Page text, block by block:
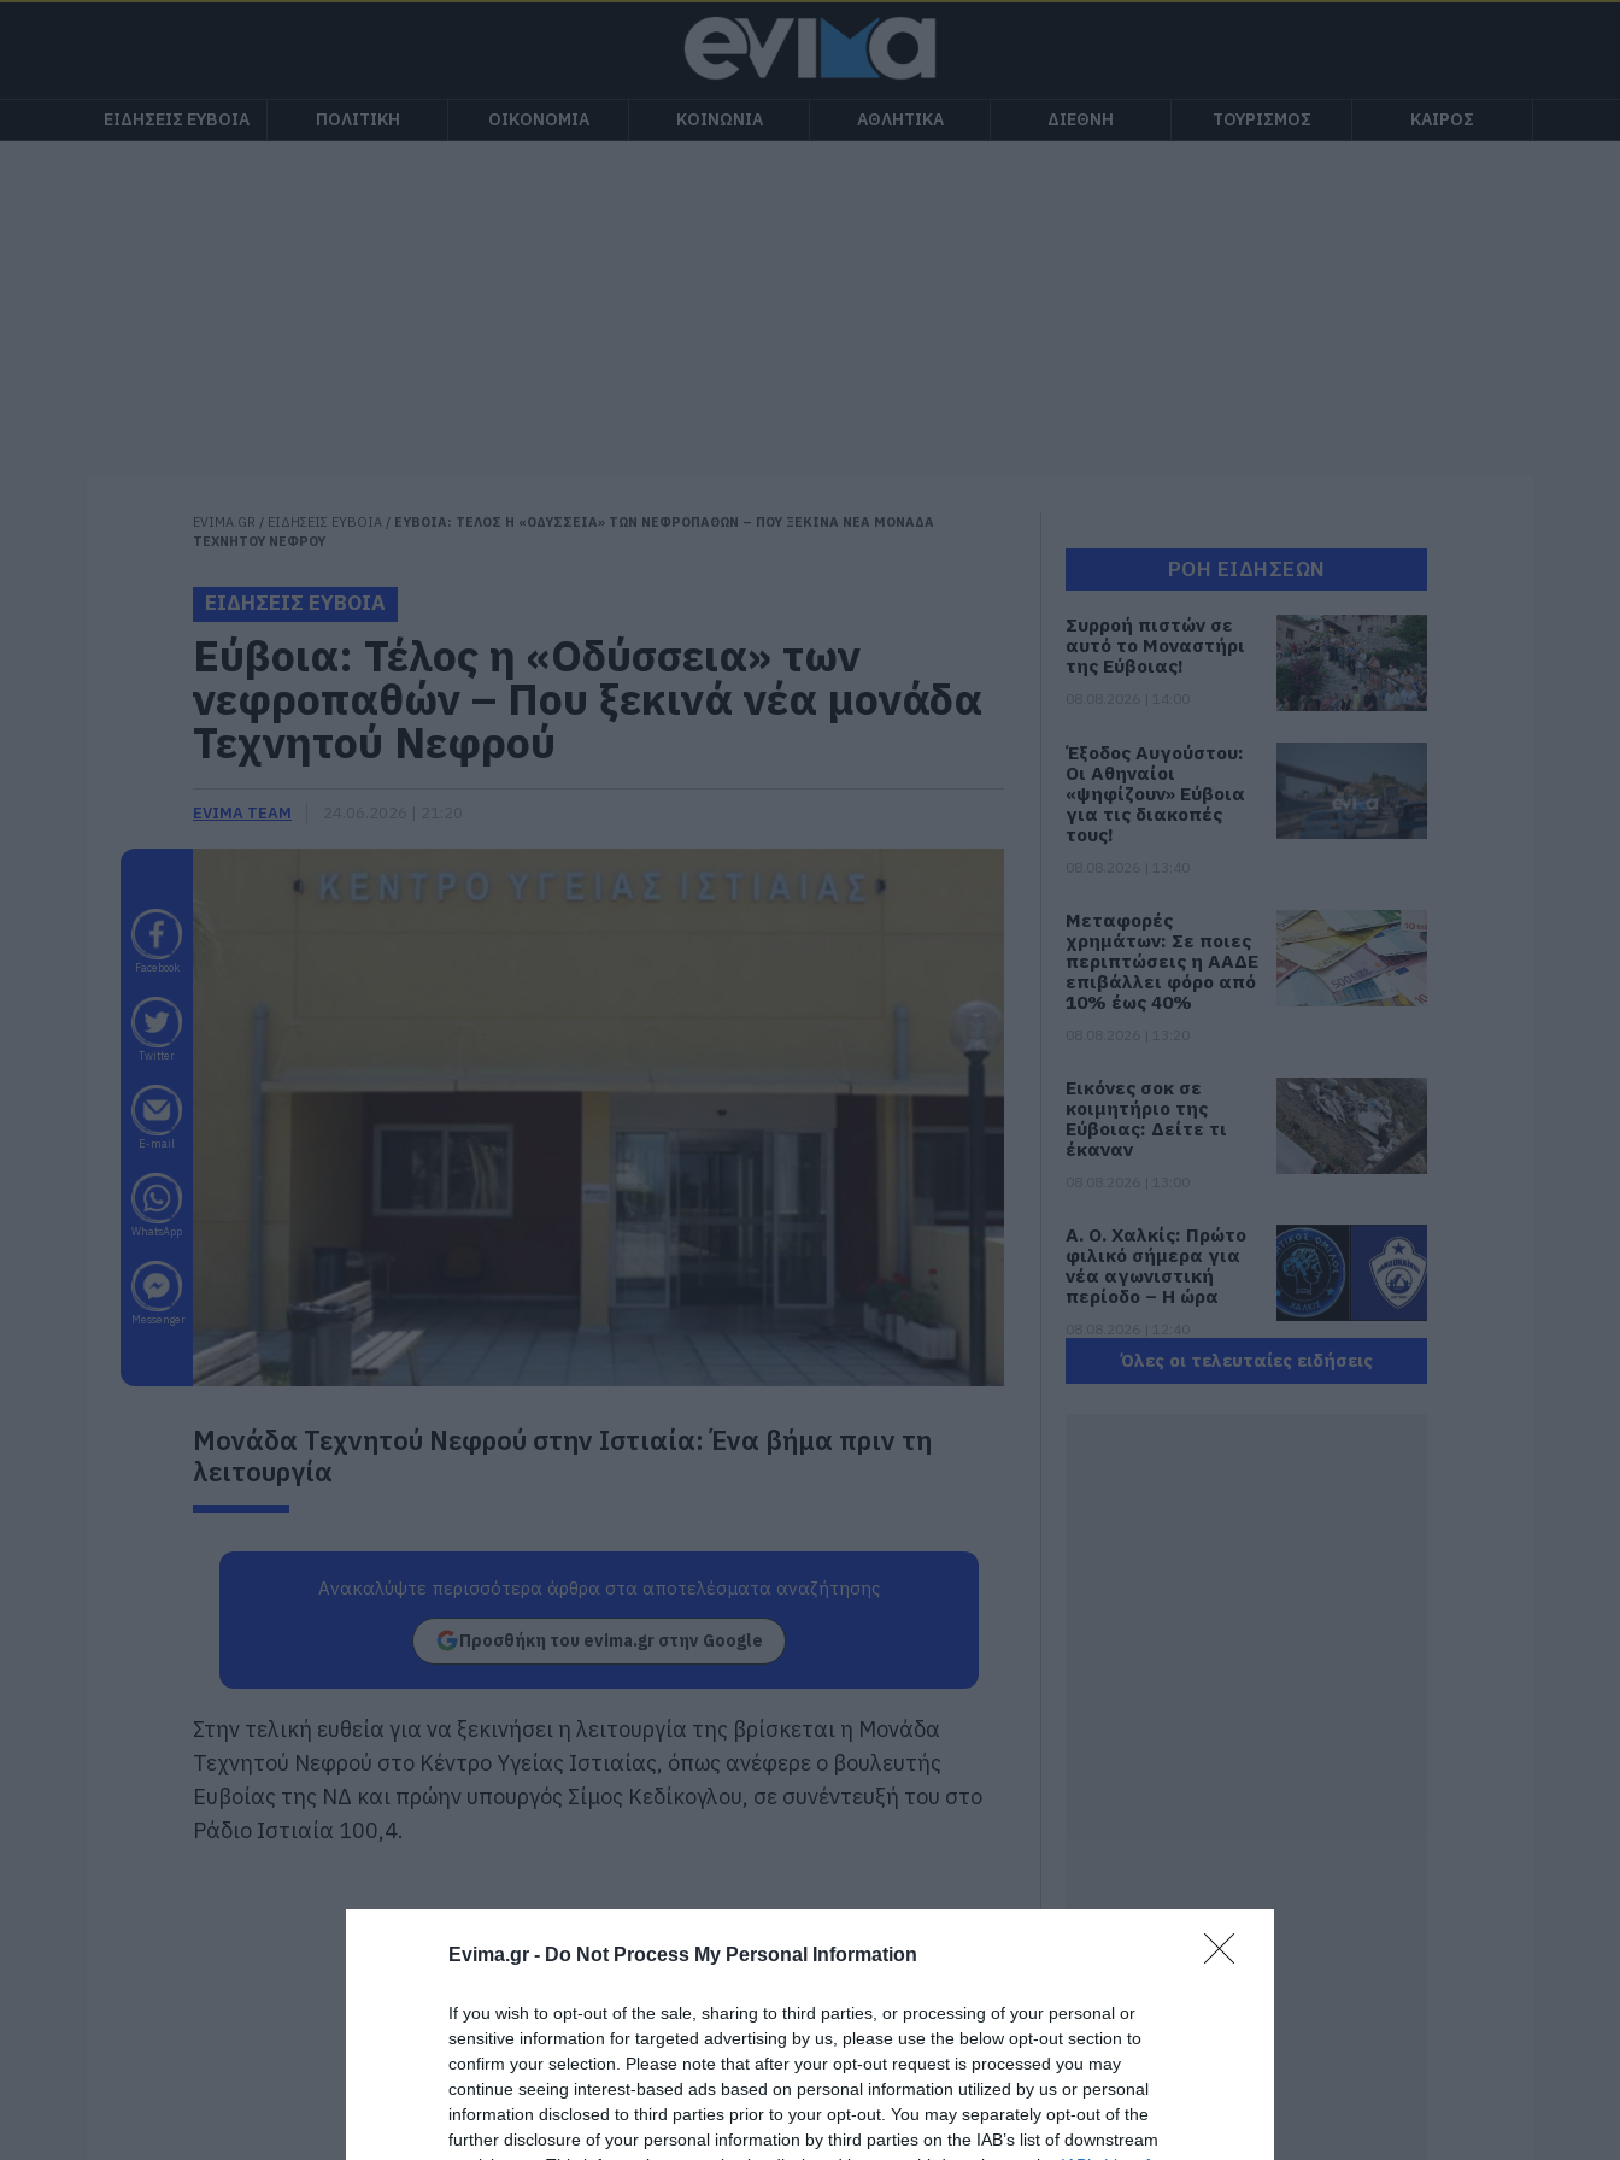
Evima.gr - Do Not Process My Personal Information
If you wish to opt-out of the sale, sharing to third parties, or processing of your personal or
sensitive information for targeted advertising by us, please use the below opt-out section to
confirm your selection. Please note that after your opt-out request is processed you may
continue seeing interest-based ads based on personal information utilized by us or personal
information disclosed to third parties prior to your opt-out. You may separately opt-out of the
further disclosure of your personal information by third parties on the IAB’s list of downstream
ΕΙΔΗΣΕΙΣ ΕΥΒΟΙΑ ΠΟΛΙΤΙΚΗ ΟΙΚΟΝΟΜΙΑ ΚΟΙΝΩΝΙΑ ΑΘΛΗΤΙΚΑ ΔΙΕΘΝΗ ΤΟΥΡΙΣΜΟΣ ΚΑΙΡΟΣ
EVIMA.GR / ΕΙΔΗΣΕΙΣ ΕΥΒΟΙΑ / ΕΥΒΟΙΑ: ΤΕΛΟΣ Η «ΟΔΥΣΣΕΙΑ» ΤΩΝ ΝΕΦΡΟΠΑΘΩΝ – ΠΟΥ ΞΕΚΙΝΑ ΝΕΑ ΜΟΝΑΔΑ
ΤΕΧΝΗΤΟΥ ΝΕΦΡΟΥ
ΕΙΔΗΣΕΙΣ ΕΥΒΟΙΑ
Εύβοια: Τέλος η «Οδύσσεια» των
νεφροπαθών – Που ξεκινά νέα μονάδα
Τεχνητού Νεφρού
EVIMA TEAM
Facebook
Twitter
E-mail
WhatsApp
Messenger
Μονάδα Τεχνητού Νεφρού στην Ιστιαία: Ένα βήμα πριν τη
λειτουργία
Ανακαλύψτε περισσότερα άρθρα στα αποτελέσματα αναζήτησης
Προσθήκη του evima.gr στην Google
Στην τελική ευθεία για να ξεκινήσει η λειτουργία της βρίσκεται η Μονάδα
Τεχνητού Νεφρού στο Κέντρο Υγείας Ιστιαίας, όπως ανέφερε ο βουλευτής
Ευβοίας της ΝΔ και πρώην υπουργός Σίμος Κεδίκογλου, σε συνέντευξή του στο
Ράδιο Ιστιαία 100,4.
ΡΟΗ ΕΙΔΗΣΕΩΝ
Συρροή πιστών σε
αυτό το Μοναστήρι
της Εύβοιας!
Έξοδος Αυγούστου:
Οι Αθηναίοι
«ψηφίζουν» Εύβοια
για τις διακοπές
τους!
Μεταφορές
χρημάτων: Σε ποιες
περιπτώσεις η ΑΑΔΕ
επιβάλλει φόρο από
10% έως 40%
Εικόνες σοκ σε
κοιμητήριο της
Εύβοιας: Δείτε τι
έκαναν
Α. Ο. Χαλκίς: Πρώτο
φιλικό σήμερα για
νέα αγωνιστική
περίοδο – Η ώρα
Τι γίνεται με τις
Οξύλιθο μετά από
Αθλητικό σωματείο
εξέδωσε
ανακοίνωση για το
βουλευτή Σίμο
Κεδίκογλου- Τι
αναφέρει
Όλες οι τελευταίες ειδήσεις